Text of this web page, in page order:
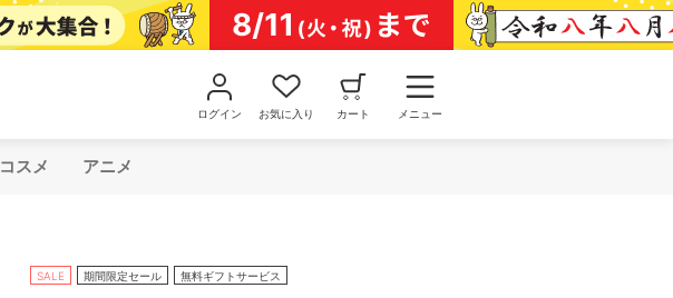
ログイン お気に入り カート メニュー
コスメ アニメ
SALE 期間限定セール 無料ギフトサービス